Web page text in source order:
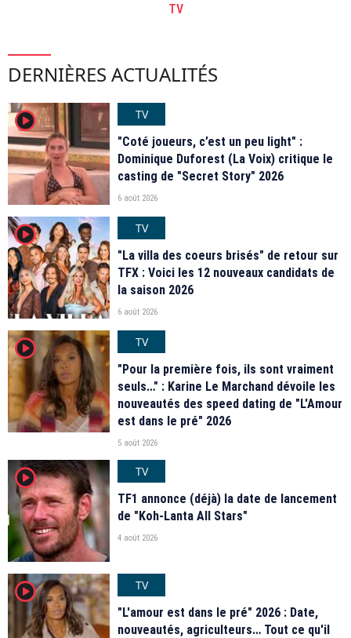
TV
DERNIÈRES ACTUALITÉS
player2
TV
"Coté joueurs, c’est un peu light" :
Dominique Duforest (La Voix) critique le
casting de "Secret Story" 2026
6 août 2026
player2
TV
"La villa des coeurs brisés" de retour sur
TFX : Voici les 12 nouveaux candidats de
la saison 2026
6 août 2026
player2
TV
"Pour la première fois, ils sont vraiment
seuls…" : Karine Le Marchand dévoile les
nouveautés des speed dating de "L'Amour
est dans le pré" 2026
5 août 2026
player2
TV
TF1 annonce (déjà) la date de lancement
de "Koh-Lanta All Stars"
4 août 2026
player2
TV
"L'amour est dans le pré" 2026 : Date,
nouveautés, agriculteurs… Tout ce qu'il